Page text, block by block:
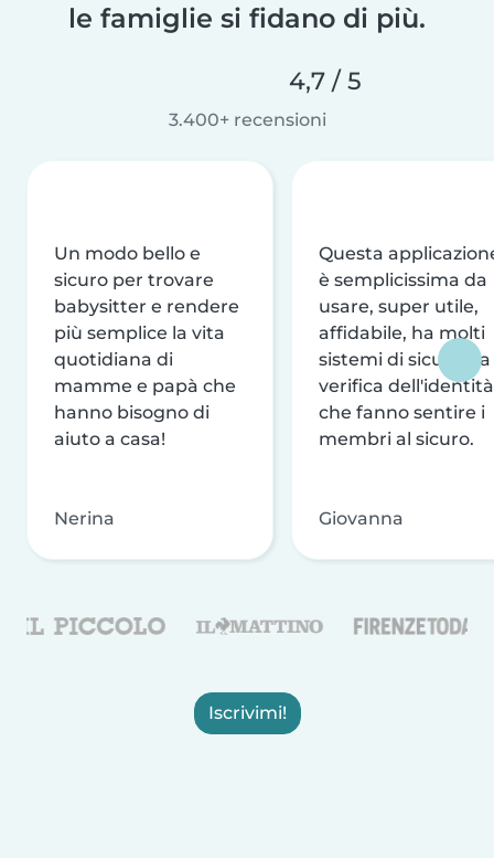
le famiglie si fidano di più.
4,7 / 5
3.400+ recensioni
Un modo bello e
sicuro per trovare
babysitter e rendere
più semplice la vita
quotidiana di
mamme e papà che
hanno bisogno di
aiuto a casa!
Nerina
Questa
è semplicissima da
usare, super utile,
affidabile, ha molti
sistemi di sicurezza
verifica dell'identità
che fanno sentire i
membri al sicuro.
Giovanna
Iscrivimi!